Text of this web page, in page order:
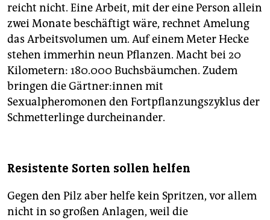
reicht nicht. Eine Arbeit, mit der eine Person allein
zwei Monate beschäftigt wäre, rechnet Amelung
das Arbeitsvolumen um. Auf einem Meter Hecke
stehen immerhin neun Pflanzen. Macht bei 20
Kilometern: 180.000 Buchsbäumchen. Zudem
bringen die Gärt­ne­r:in­nen mit
Sexualpheromonen den Fortpflanzungszyklus der
Schmetterlinge durcheinander.
Resistente Sorten sollen helfen
Gegen den Pilz aber helfe kein Spritzen, vor allem
nicht in so großen Anlagen, weil die